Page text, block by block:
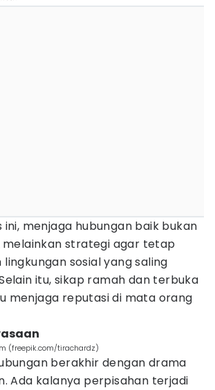
menjaga hubungan baik bukan
melainkan strategi agar tetap
sosial yang saling
itu, sikap ramah dan terbuka
menjaga reputasi di mata orang
(freepik.com/tirachardz)
berakhir dengan drama
Ada kalanya perpisahan terjadi